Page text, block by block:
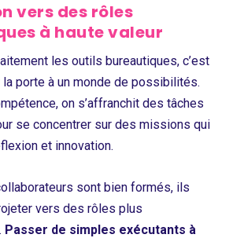
vers des rôles
à haute valeur
les outils bureautiques, c’est
porte à un monde de possibilités.
on s’affranchit des tâches
se concentrer sur des missions qui
et innovation.
sont bien formés, ils
vers des rôles plus
Passer de simples exécutants à